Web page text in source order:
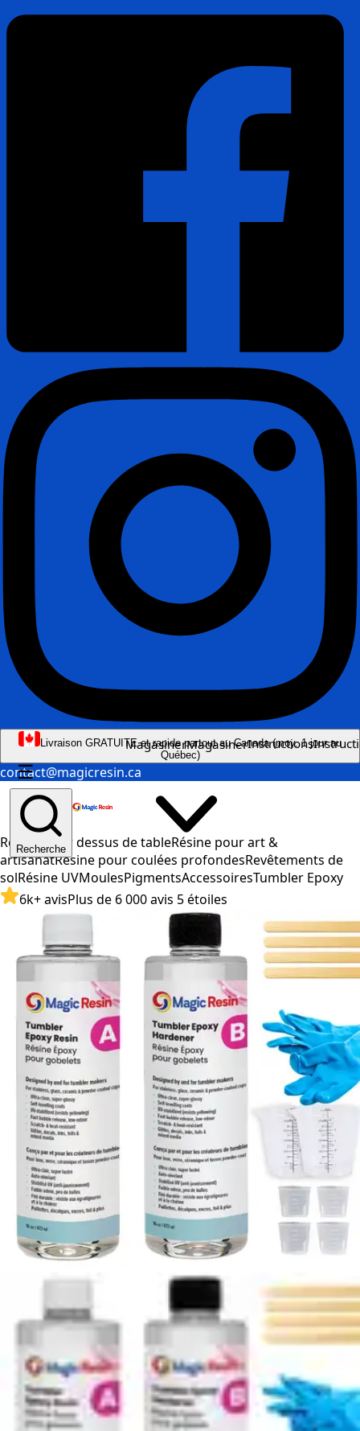
Livraison GRATUITE et rapide partout au Canada (moy. 1 jour au
Québec)
contact@magicresin.ca
☰
Recherche
MagasinerMagasinerInstructions
Résine pour dessus de tableRésine pour art &
artisanatRésine pour coulées profondesRevêtements de
solRésine UVMoulesPigmentsAccessoiresTumbler Epoxy
6k+ avisPlus de 6 000 avis 5 étoiles